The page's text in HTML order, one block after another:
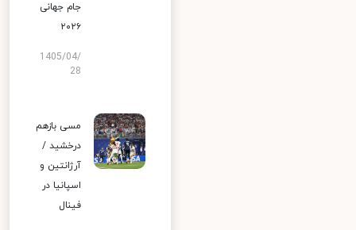
جام جهانی
۲۰۲۶
1405/04/
28
مسی بازهم
درخشید /
آرژانتین و
اسپانیا در
فینال